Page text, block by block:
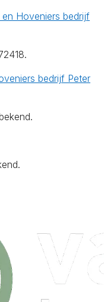
Hoveniers bedrijf
bedrijf Peter